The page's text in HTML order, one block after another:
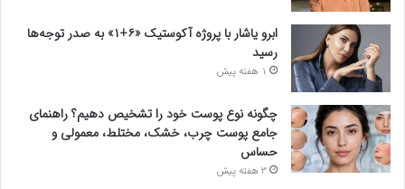
ابرو یاشار با پروژه آکوستیک «۶+۱» به صدر توجه‌ها
رسید
1 هفته پیش
چگونه نوع پوست خود را تشخیص دهیم؟ راهنمای
جامع پوست چرب، خشک، مختلط، معمولی و
حساس
3 هفته پیش